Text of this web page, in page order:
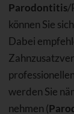
Parodontitis/
können Sie
Dabei
werden Sie
nehmen (